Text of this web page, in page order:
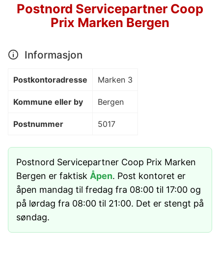
Postnord Servicepartner Coop
Prix Marken Bergen
Informasjon
Postkontoradresse Marken 3
Kommune eller by Bergen
Postnummer 5017
Postnord Servicepartner Coop Prix Marken
Bergen er faktisk Åpen. Post kontoret er
åpen mandag til fredag fra 08:00 til 17:00 og
på lørdag fra 08:00 til 21:00. Det er stengt på
søndag.